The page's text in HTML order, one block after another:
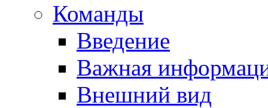
Команды
Введение
Важная
Внешний вид